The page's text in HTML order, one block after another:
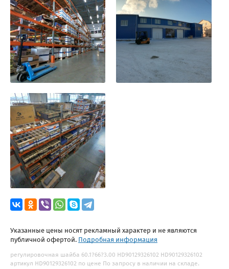
Указанные цены носят рекламный характер и не являются
публичной офертой. Подробная информация
регулировочная шайба 60.1?66?3.00 HD90129326102 HD90129326102
артикул HD90129326102 по цене По запросу в наличии на складе.